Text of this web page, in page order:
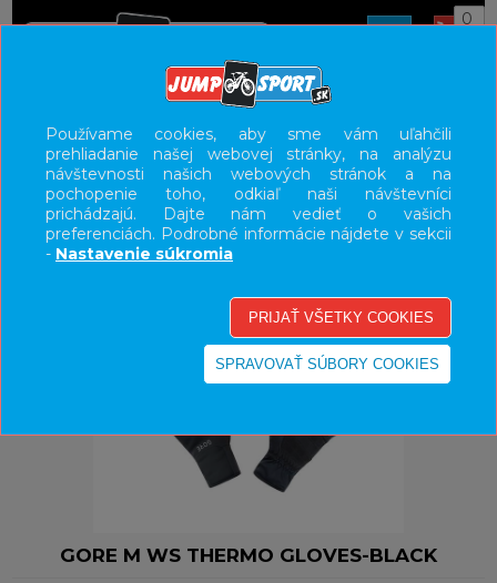
0
UŽÍVATEĽSKÝ PANEL
KATEGÓRIE
HLAVNÉ MENU
GORE M WS THERMO GLOVES-BLACK
Používame cookies, aby sme vám uľahčili
prehliadanie našej webovej stránky, na analýzu
návštevnosti našich webových stránok a na
pochopenie toho, odkiaľ naši návštevníci
prichádzajú. Dajte nám vedieť o vašich
preferenciách. Podrobné informácie nájdete v sekcii
- Nastavenie súkromia